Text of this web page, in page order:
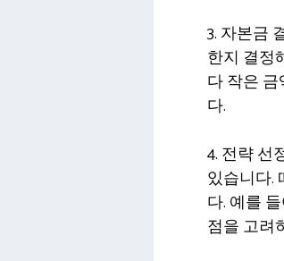
3. 자본금
한지 결정
다 작은
다.
4. 전략 선
있습니다.
다. 예를
점을 고려